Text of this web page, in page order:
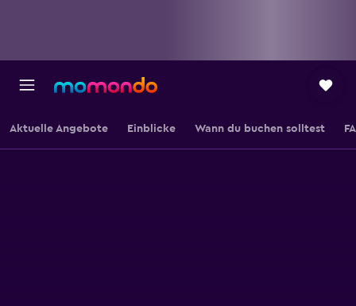
Aktuelle Angebote Einblicke Wann du buchen solltest